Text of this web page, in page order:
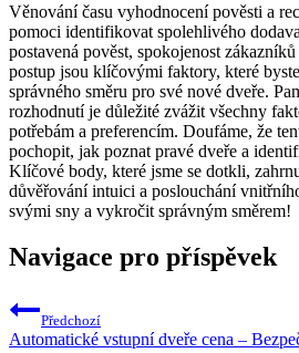
Věnování času vyhodnocení pověsti a
pomoci identifikovat spolehlivého
postavená pověst, spokojenost
postup jsou klíčovými faktory, které
správného směru pro své nové dveře.
rozhodnutí je důležité zvážit všechny
potřebám a preferencím. Doufáme, že
pochopit, jak poznat pravé dveře a
Klíčové body, které jsme se dotkli,
důvěřování intuici a poslouchání
svými sny a vykročit správným směrem!
Navigace pro příspěvek
Předchozí
Automatické vstupní dveře cena –